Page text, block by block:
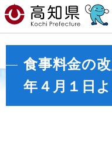
食事料金の
年４月１日よ